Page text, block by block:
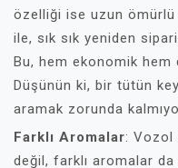
özelliği ise uzun
ile, sık sık yeniden
Bu, hem ekonomik
Düşünün ki, bir tütün
aramak zorunda
Farklı Aromalar: Vozol
değil, farklı aromalar da